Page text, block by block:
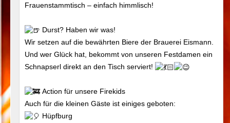
Frauenstammtisch – einfach himmlisch!
Durst? Haben wir was!
Wir setzen auf die bewährten Biere der Brauerei Eismann.
Und wer Glück hat, bekommt von unseren Festdamen ein
Schnapserl direkt an den Tisch serviert!
Action für unsere Firekids
Auch für die kleinen Gäste ist einiges geboten:
Hüpfburg